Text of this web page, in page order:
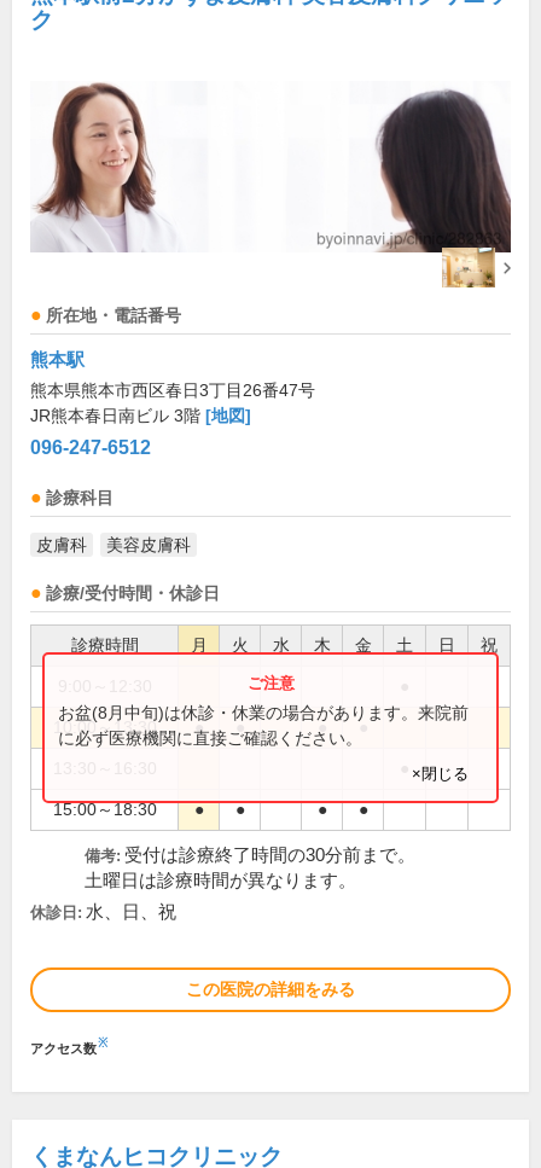
ク
所在地・電話番号
熊本駅
熊本県熊本市西区春日3丁目26番47号
JR熊本春日南ビル 3階 [地図]
096-247-6512
診療科目
皮膚科 美容皮膚科
診療/受付時間・休診日
診療時間 月 火 水 木 金 土 日 祝
10:00～13:30 ● ● ● ●
15:00～18:30 ● ● ● ●
お盆(8月中旬)は休診・休業の場合があります。来院前
に必ず医療機関に直接ご確認ください。
×閉じる
備考: 受付は診療終了時間の30分前まで。
土曜日は診療時間が異なります。
休診日: 水、日、祝
この医院の詳細をみる
アクセス数※
くまなんヒコクリニック